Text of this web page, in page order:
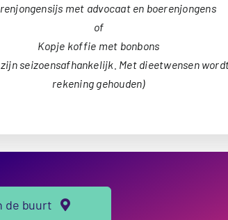
met advocaat en boerenjongens
of
Kopje koffie met bonbons
seizoensafhankelijk. Met dieetwensen
rekening gehouden)
de buurt